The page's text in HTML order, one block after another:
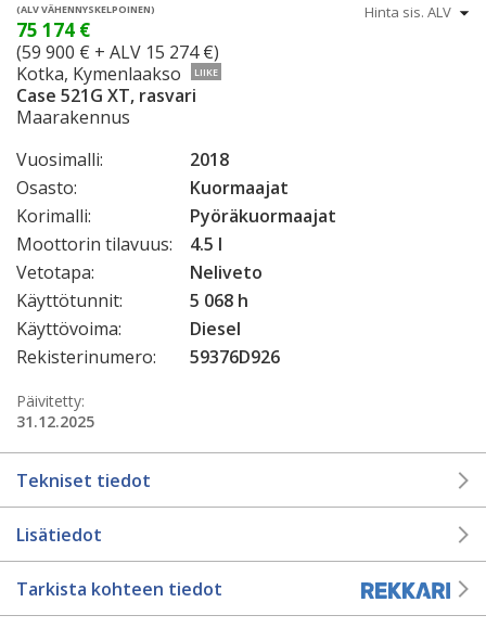
(ALV VÄHENNYSKELPOINEN)
75 174 €
(59 900 € + ALV 15 274 €)
Kotka, Kymenlaakso
LIIKE
Case 521G XT, rasvari
Maarakennus
Vuosimalli:
2018
Osasto:
Kuormaajat
Korimalli:
Pyöräkuormaajat
Moottorin tilavuus:
4.5 l
Vetotapa:
Neliveto
Käyttötunnit:
5 068 h
Käyttövoima:
Diesel
Rekisterinumero:
59376D926
Päivitetty:
31.12.2025
Tekniset tiedot
Lisätiedot
Tarkista kohteen tiedot